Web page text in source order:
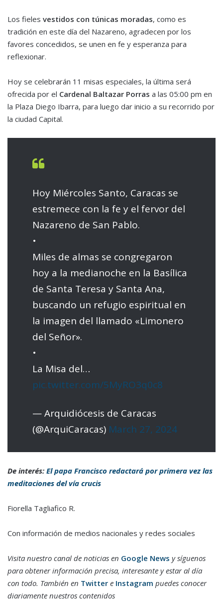
Los fieles vestidos con túnicas moradas, como es
tradición en este día del Nazareno, agradecen por los
favores concedidos, se unen en fe y esperanza para
reflexionar.
Hoy se celebrarán 11 misas especiales, la última será
ofrecida por el Cardenal Baltazar Porras a las 05:00 pm en
la Plaza Diego Ibarra, para luego dar inicio a su recorrido por
la ciudad Capital.
Hoy Miércoles Santo, Caracas se
estremece con la fe y el fervor del
Nazareno de San Pablo.
•
Miles de almas se congregaron
hoy a la medianoche en la Basílica
de Santa Teresa y Santa Ana,
buscando un refugio espiritual en
la imagen del llamado «Limonero
del Señor».
•
La Misa del…
pic.twitter.com/5MyRO3q0c8
— Arquidiócesis de Caracas
(@ArquiCaracas) March 27, 2024
De interés: El papa Francisco redactará por primera vez las
meditaciones del vía crucis
Fiorella Tagliafico R.
Con información de medios nacionales y redes sociales
Visita nuestro canal de noticias en Google News y síguenos
para obtener información precisa, interesante y estar al día
con todo. También en Twitter e Instagram puedes conocer
diariamente nuestros contenidos